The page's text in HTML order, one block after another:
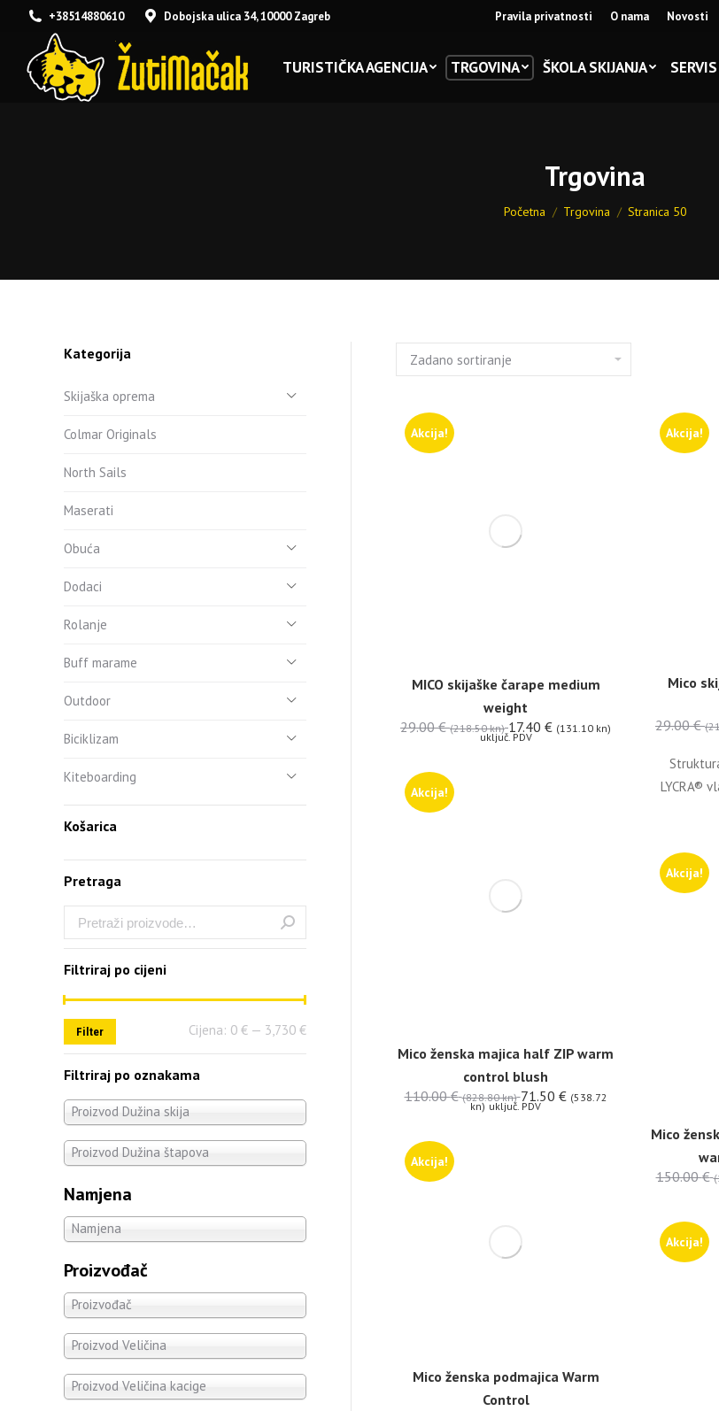
+38514880610 Dobojska ulica 34, 10000 Zagreb Pravila privatnosti O nama Novosti
TURISTIČKA AGENCIJA TRGOVINA ŠKOLA SKIJANJA
Trgovina
You are here:
Početna Trgovina Stranica 50
Akcija!
MICO skijaške čarape medium
weight
29.00€ (218.50 kn) 17.40 € (131.10 kn)
uključ. PDV
Akcija!
Mico
29.00€
LYCRA®
Akcija!
Mico ženska majica half ZIP warm
control blush
110.00€ (828.80 kn) 71.50 € (538.72
kn) uključ. PDV
Akcija!
Mico
150.00€
Akcija!
Mico ženska podmajica Warm
Control
Akcija!
Kategorija
Skijaška oprema
Colmar Originals
North Sails
Maserati
Obuća
Dodaci
Rolanje
Buff marame
Outdoor
Biciklizam
Kiteboarding
Košarica
Pretraga
Filtriraj po cijeni
Filter Cijena: 0 € — 3,730 €
Filtriraj po oznakama
Proizvod Dužina skija
Proizvod Dužina štapova
Namjena
Namjena
Proizvođač
Proizvođač
Proizvod Veličina
Proizvod Veličina kacige